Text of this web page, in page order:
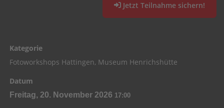
Jetzt Teilnahme sichern!
Kategorie
Fotoworkshops Hattingen, Museum Henrichshütte
Datum
Freitag, 20. November 2026 17:00